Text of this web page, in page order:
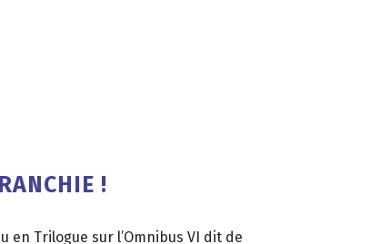
!
en Trilogue sur l’Omnibus VI dit de